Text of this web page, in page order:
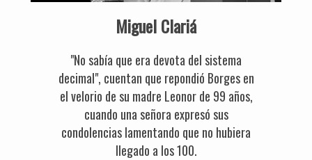
Miguel Clariá
"No sabía que era devota del sistema
decimal", cuentan que repondió Borges en
el velorio de su madre Leonor de 99 años,
cuando una señora expresó sus
condolencias lamentando que no hubiera
llegado a los 100.